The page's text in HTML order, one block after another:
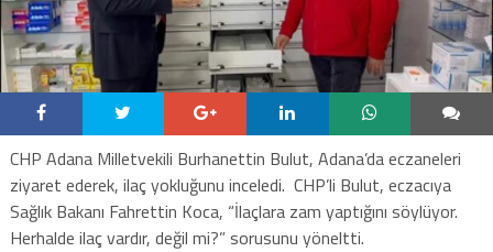
CHP Adana Milletvekili Burhanettin Bulut, Adana’da eczaneleri
ziyaret ederek, ilaç yokluğunu inceledi. CHP’li Bulut, eczacıya
Sağlık Bakanı Fahrettin Koca, “İlaçlara zam yaptığını söylüyor.
Herhalde ilaç vardır, değil mi?” sorusunu yöneltti.